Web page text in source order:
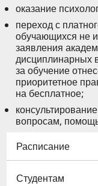
оказание
переход с
обучающихся не
заявления
дисциплинарных
за обучение
приоритетное
на бесплатное;
вопросам,
Расписание
Студентам